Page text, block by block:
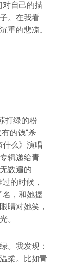
对自己的描
。在我看
重的悲凉。
打绿的粉
的钱“杀
什么》演唱
辑递给青
数遍的
的时候，
名，和她握
睛对她笑，
。
。我发现：
柔。比如青